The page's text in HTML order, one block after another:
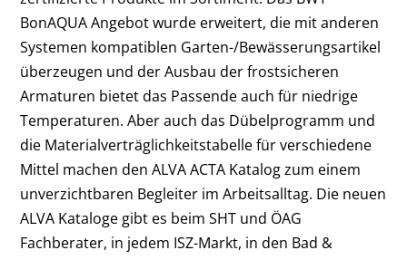
BonAQUA Angebot wurde erweitert, die mit anderen
Systemen kompatiblen Garten-/Bewässerungsartikel
überzeugen und der Ausbau der frostsicheren
Armaturen bietet das Passende auch für niedrige
Temperaturen. Aber auch das Dübelprogramm und
die Materialverträglichkeitstabelle für verschiedene
Mittel machen den ALVA ACTA Katalog zum einem
unverzichtbaren Begleiter im Arbeitsalltag. Die neuen
ALVA Kataloge gibt es beim SHT und ÖAG
Fachberater, in jedem ISZ-Markt, in den Bad &